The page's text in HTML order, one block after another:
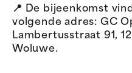
📍 De bijeenkomst
volgende adres: GC
Lambertusstraat 91,
Woluwe.